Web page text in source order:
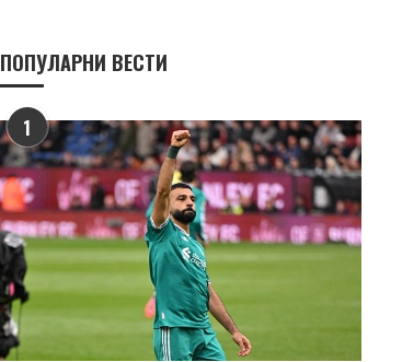
ПОПУЛАРНИ ВЕСТИ
1